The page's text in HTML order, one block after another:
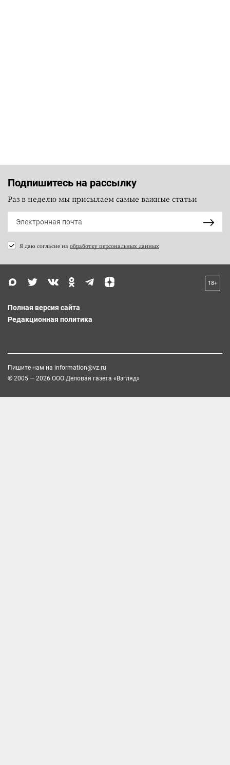
Подпишитесь на рассылку
Раз в неделю мы присылаем самые важные статьи
Я даю согласие на обработку персональных данных
18+
Полная версия сайта
Редакционная политика
Пишите нам на information@vz.ru
© 2005 — 2026 ООО Деловая газета «Взгляд»